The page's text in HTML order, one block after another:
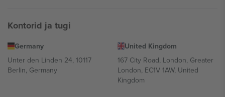
Kontorid ja tugi
Germany
Unter den Linden 24, 10117
Berlin, Germany
United Kingdom
167 City Road, London, Greater
London, EC1V 1AW, United
Kingdom